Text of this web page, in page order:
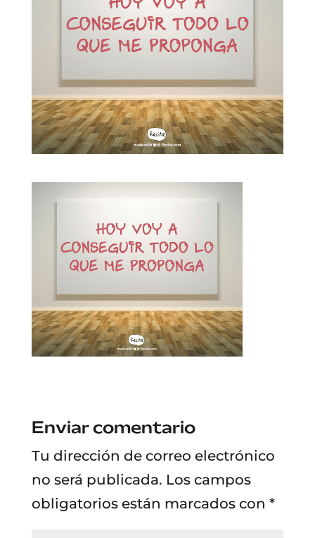
Enviar comentario
Tu dirección de correo electrónico
no será publicada. Los campos
obligatorios están marcados con *